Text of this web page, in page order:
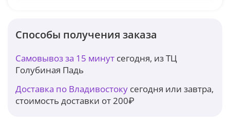
Способы получения заказа
Самовывоз за 15 минут сегодня, из ТЦ
Голубиная Падь
Доставка по Владивостоку сегодня или завтра,
стоимость доставки от 200₽